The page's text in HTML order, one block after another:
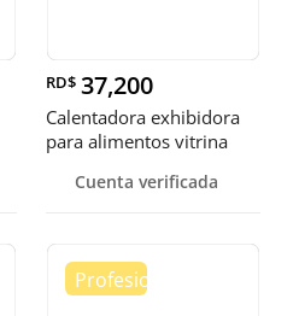
RD$ 37,200
Calentadora exhibidora
para alimentos vitrina
Cuenta verificada